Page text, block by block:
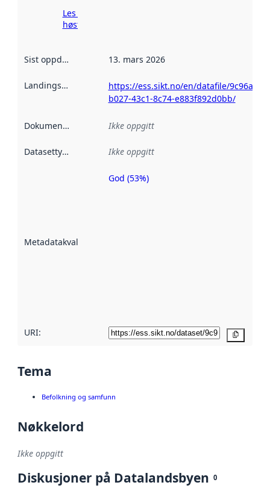
Les mer om
høsting her
Sist oppdatert 13. mars 2026
Landingsside
https://ess.sikt.no/en/datafile/
b027-43c1-8c74-e883f892d0bb/
Dokumentasjon Ikke oppgitt
Datasettype Ikke oppgitt
Metadatakvalitet
Metadatakvalitet
God (53%)
URI:
Tema
Befolkning og samfunn
Nøkkelord
Ikke oppgitt
Diskusjoner på Datalandsbyen 0